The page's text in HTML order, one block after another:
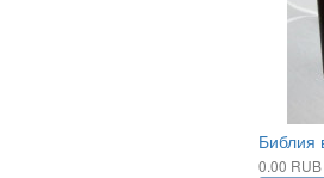
Библия
0.00 RUB